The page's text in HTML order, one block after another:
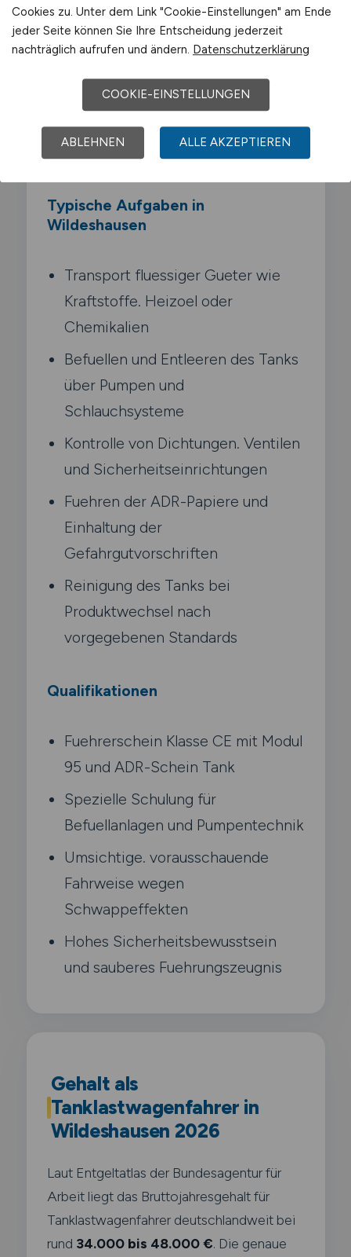
klassischen Lkw: schwappende
Fluessigkeiten verschieben den
Schwerpunkt. Du bist Experte für Befuell-
und Entladevorgaenge. kennst die
Eigenschaften der transportierten Medien
und arbeitest streng nach den ADR-
Vorschriften für Tanktransporte.
Typische Aufgaben in
Wildeshausen
Transport fluessiger Gueter wie
Kraftstoffe. Heizoel oder
Chemikalien
Befuellen und Entleeren des Tanks
über Pumpen und
Schlauchsysteme
Kontrolle von Dichtungen. Ventilen
und Sicherheitseinrichtungen
Fuehren der ADR-Papiere und
Einhaltung der
Gefahrgutvorschriften
Reinigung des Tanks bei
Produktwechsel nach
vorgegebenen Standards
Qualifikationen
Fuehrerschein Klasse CE mit Modul
95 und ADR-Schein Tank
Spezielle Schulung für
Befuellanlagen und Pumpentechnik
Umsichtige. vorausschauende
Fahrweise wegen
Schwappeffekten
Hohes Sicherheitsbewusstsein
und sauberes Fuehrungszeugnis
Gehalt als
Tanklastwagenfahrer in
Wildeshausen 2026
Laut Entgeltatlas der Bundesagentur für
Arbeit liegt das Bruttojahresgehalt für
Tanklastwagenfahrer deutschlandweit bei
rund 34.000 bis 48.000 €. Die genaue
Cookies zu. Unter dem Link "Cookie-Einstellungen" am Ende
jeder Seite können Sie Ihre Entscheidung jederzeit
nachträglich aufrufen und ändern. Datenschutzerklärung
COOKIE-EINSTELLUNGEN
ABLEHNEN ALLE AKZEPTIEREN